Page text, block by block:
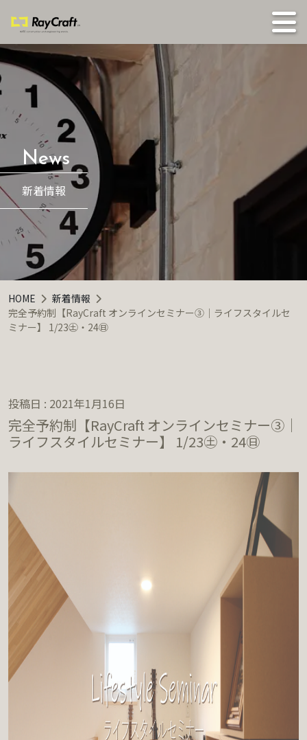
新着情報
HOME
新着情報
完全予約制【RayCraft オンラインセミナー③｜ライフスタイルセ
ミナー】 1/23㊏・24㊐
投稿日 : 2021年1月16日
完全予約制【RayCraft オンラインセミナー③｜
ライフスタイルセミナー】 1/23㊏・24㊐